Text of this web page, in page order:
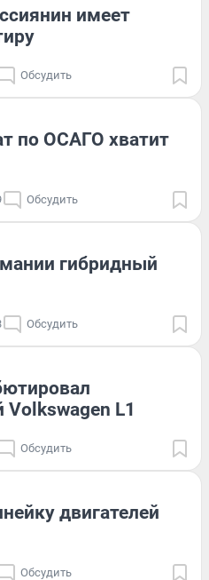
имеет
Обсудить
по ОСАГО хватит
Обсудить
гибридный
Обсудить
L1
Обсудить
двигателей
Обсудить